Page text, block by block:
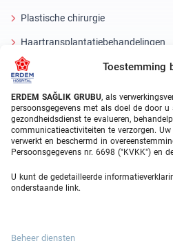
Toestemming
ERDEM SAĞLIK GRUBU, als
persoonsgegevens met als doel de door u
gezondheidsdienst te evalueren,
communicatieactiviteiten te verzorgen.
verwerkt en beschermd in
Persoonsgegevens nr. 6698 ("KVKK") en
U kunt de gedetailleerde
onderstaande link.
Beheer diensten
Plastische chirurgie
Haartransplantatiebehandelingen
Tandheelkundige behandelingen
Laseroog
About Erdem
Over ons
Medische eenheden